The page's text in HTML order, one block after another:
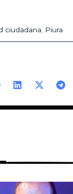
ciudadana Piura